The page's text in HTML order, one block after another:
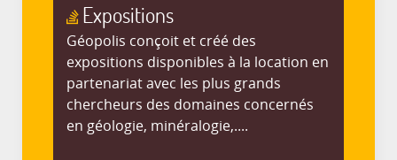
Expositions
Géopolis conçoit et créé des
expositions disponibles à la location en
partenariat avec les plus grands
chercheurs des domaines concernés
en géologie, minéralogie,....